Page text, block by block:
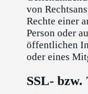
von
Rechte einer
Person oder
öffentlichen
oder eines
SSL- bzw.